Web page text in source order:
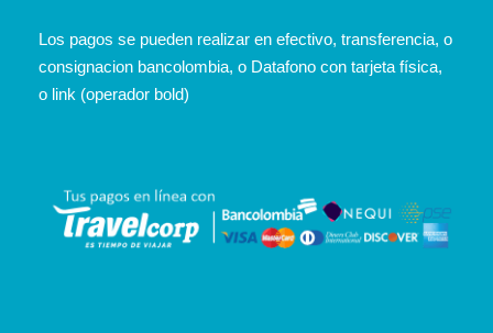
Los pagos se pueden realizar en efectivo, transferencia, o
consignacion bancolombia, o Datafono con tarjeta física,
o link (operador bold)